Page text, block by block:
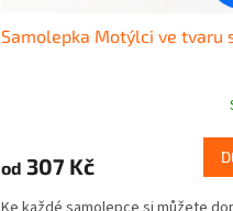
Samolepka Motýlci ve tvaru
od 307 Kč